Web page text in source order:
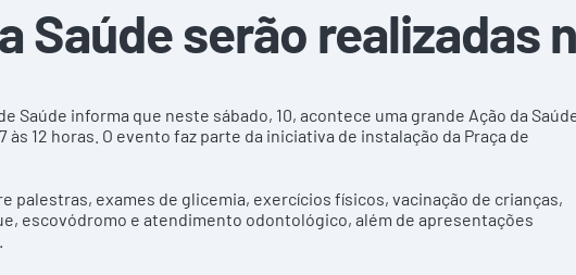
Saúde serão realizadas
Saúde informa que neste sábado, 10, acontece uma grande Ação da
às 12 horas. O evento faz parte da iniciativa de instalação da Praça de
palestras, exames de glicemia, exercícios físicos, vacinação de crianças,
escovódromo e atendimento odontológico, além de apresentações